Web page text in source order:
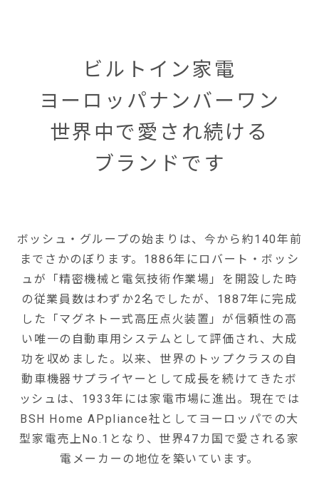
ビルトイン家電
ヨーロッパナンバーワン
世界中で愛され続ける
ブランドです
ボッシュ・グループの始まりは、今から約140年前
までさかのぼります。1886年にロバート・ボッシ
ュが「精密機械と電気技術作業場」を開設した時
の従業員数はわずか2名でしたが、1887年に完成
した「マグネトー式高圧点火装置」が信頼性の高
い唯一の自動車用システムとして評価され、大成
功を収めました。以来、世界のトップクラスの自
動車機器サプライヤーとして成長を続けてきたボ
ッシュは、1933年には家電市場に進出。現在では
BSH Home APpliance社としてヨーロッパでの大
型家電売上No.1となり、世界47カ国で愛される家
電メーカーの地位を築いています。